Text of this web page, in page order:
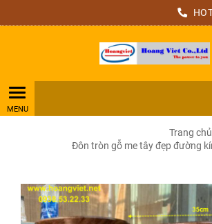
Trang chủ
Đôn tròn gỗ me tây đẹp đường